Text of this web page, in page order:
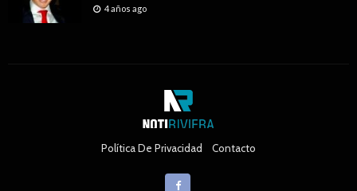
4 años ago
Política De Privacidad Contacto